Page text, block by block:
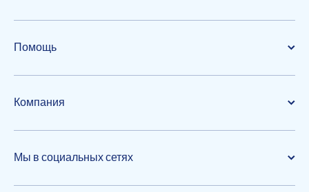
Помощь
Компания
Мы в социальных сетях